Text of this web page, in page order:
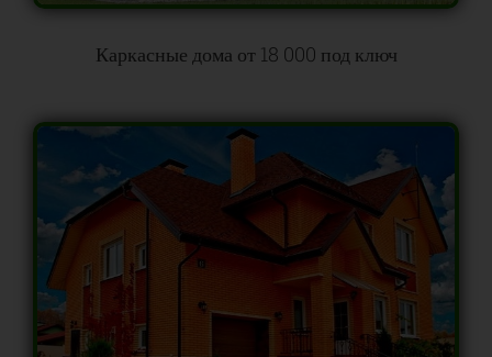
Каркасные дома от 18 000 под ключ